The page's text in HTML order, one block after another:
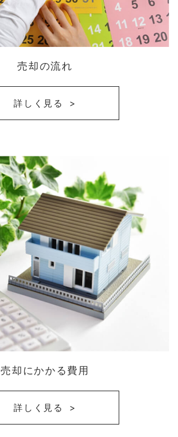
売却の流れ
詳しく見る
売却にかかる費用
詳しく見る